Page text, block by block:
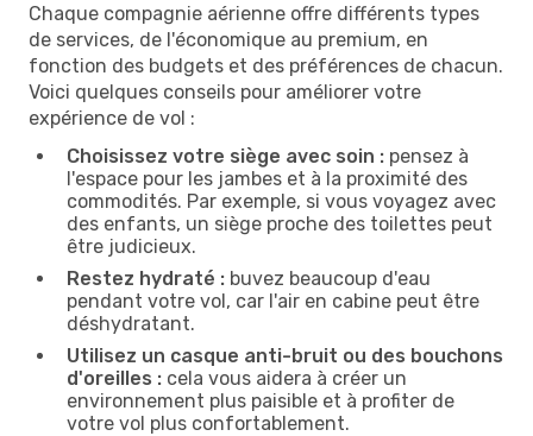
Chaque compagnie aérienne offre différents types
de services, de l'économique au premium, en
fonction des budgets et des préférences de chacun.
Voici quelques conseils pour améliorer votre
expérience de vol :
Choisissez votre siège avec soin : pensez à
l'espace pour les jambes et à la proximité des
commodités. Par exemple, si vous voyagez avec
des enfants, un siège proche des toilettes peut
être judicieux.
Restez hydraté : buvez beaucoup d'eau
pendant votre vol, car l'air en cabine peut être
déshydratant.
Utilisez un casque anti-bruit ou des bouchons
d'oreilles : cela vous aidera à créer un
environnement plus paisible et à profiter de
votre vol plus confortablement.